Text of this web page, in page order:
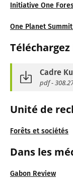
Initiative One
One Planet
Téléchargez
Cadre
pdf -
Unité de
Forêts et sociétés
Dans les
Gabon Review